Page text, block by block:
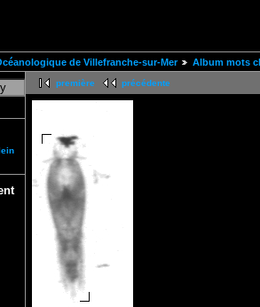
de Villefranche-sur-Mer Album mots
première précédente